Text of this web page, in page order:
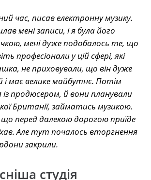
час, писав електронну музику.
мені записи, і я була його
мені дуже подобалось те, що
професіонали у цій сфері, які
не приховували, що він дуже
має велике майбутнє. Потім
продюсером, й вони планували
Британії, займатись музикою.
перед далекою дорогою приїде
Але тут почалось вторгнення
закрили.
студія